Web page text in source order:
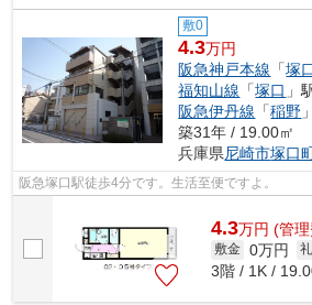
敷0
4.3万円
阪急神戸本線 「塚
福知山線 「塚口 」
阪急伊丹線 「稲野
築31年 / 19.00㎡
兵庫県尼崎市塚口
阪急塚口駅徒歩4分です。生活至便ですよ。
4.3万円 (管
敷金 0万円
3階 / 1K /